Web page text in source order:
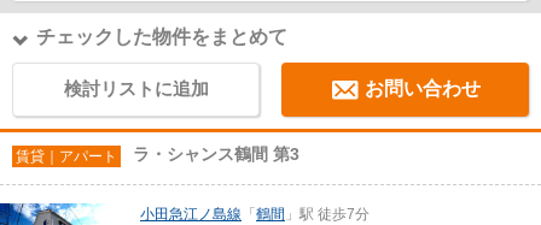
チェックした物件をまとめて
検討リストに追加 お問い合わせ
賃貸｜アパート ラ・シャンス鶴間 第3
小田急江ノ島線 「 鶴間 」駅 徒歩7分